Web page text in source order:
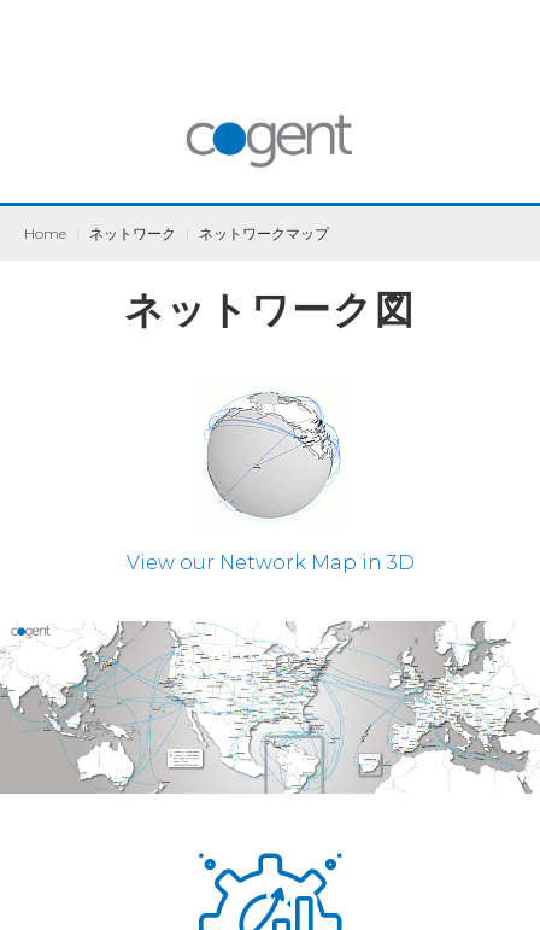
Home ネットワーク ネットワークマップ
ネットワーク図
View our Network Map in 3D